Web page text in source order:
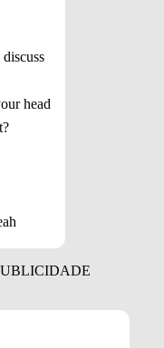
head